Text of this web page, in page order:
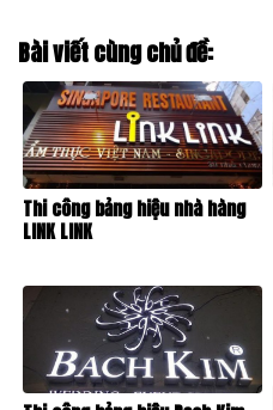
Bài viết cùng chủ đề:
Thi công bảng hiệu nhà hàng
LINK LINK